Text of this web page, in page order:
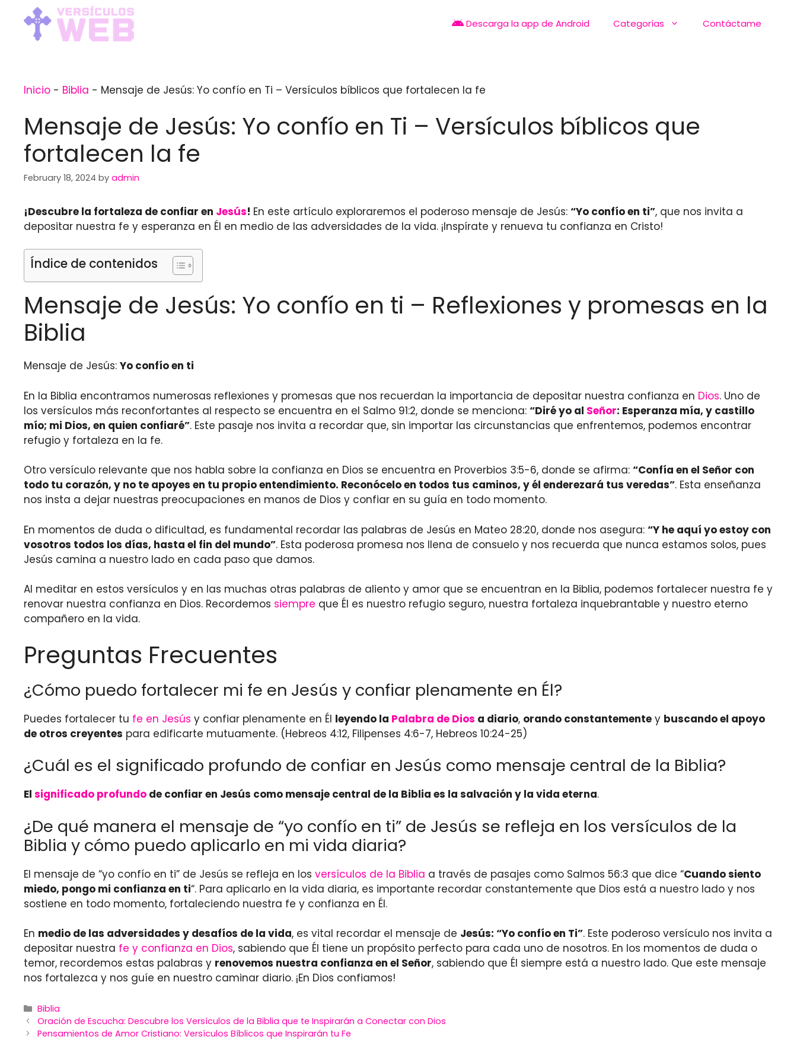
content
Descarga la app de Android Categorías Contáctame
Inicio - Biblia - Mensaje de Jesús: Yo confío en Ti – Versículos bíblicos que fortalecen la fe
Mensaje de Jesús: Yo confío en Ti – Versículos bíblicos que
fortalecen la fe
February 18, 2024 by admin
¡Descubre la fortaleza de confiar en Jesús! En este artículo exploraremos el poderoso mensaje de Jesús: “Yo confío en ti”, que nos invita a
depositar nuestra fe y esperanza en Él en medio de las adversidades de la vida. ¡Inspírate y renueva tu confianza en Cristo!
Índice de contenidos
Mensaje de Jesús: Yo confío en ti – Reflexiones y promesas en la
Biblia
Mensaje de Jesús: Yo confío en ti
En la Biblia encontramos numerosas reflexiones y promesas que nos recuerdan la importancia de depositar nuestra confianza en Dios. Uno de
los versículos más reconfortantes al respecto se encuentra en el Salmo 91:2, donde se menciona: “Diré yo al Señor: Esperanza mía, y castillo
mío; mi Dios, en quien confiaré”. Este pasaje nos invita a recordar que, sin importar las circunstancias que enfrentemos, podemos encontrar
refugio y fortaleza en la fe.
Otro versículo relevante que nos habla sobre la confianza en Dios se encuentra en Proverbios 3:5-6, donde se afirma: “Confía en el Señor con
todo tu corazón, y no te apoyes en tu propio entendimiento. Reconócelo en todos tus caminos, y él enderezará tus veredas”. Esta enseñanza
nos insta a dejar nuestras preocupaciones en manos de Dios y confiar en su guía en todo momento.
En momentos de duda o dificultad, es fundamental recordar las palabras de Jesús en Mateo 28:20, donde nos asegura: “Y he aquí yo estoy con
vosotros todos los días, hasta el fin del mundo”. Esta poderosa promesa nos llena de consuelo y nos recuerda que nunca estamos solos, pues
Jesús camina a nuestro lado en cada paso que damos.
Al meditar en estos versículos y en las muchas otras palabras de aliento y amor que se encuentran en la Biblia, podemos fortalecer nuestra fe y
renovar nuestra confianza en Dios. Recordemos siempre que Él es nuestro refugio seguro, nuestra fortaleza inquebrantable y nuestro eterno
compañero en la vida.
Preguntas Frecuentes
¿Cómo puedo fortalecer mi fe en Jesús y confiar plenamente en Él?
Puedes fortalecer tu fe en Jesús y confiar plenamente en Él leyendo la Palabra de Dios a diario, orando constantemente y buscando el apoyo
de otros creyentes para edificarte mutuamente. (Hebreos 4:12, Filipenses 4:6-7, Hebreos 10:24-25)
¿Cuál es el significado profundo de confiar en Jesús como mensaje central de la Biblia?
El significado profundo de confiar en Jesús como mensaje central de la Biblia es la salvación y la vida eterna.
¿De qué manera el mensaje de “yo confío en ti” de Jesús se refleja en los versículos de la
Biblia y cómo puedo aplicarlo en mi vida diaria?
El mensaje de “yo confío en ti” de Jesús se refleja en los versículos de la Biblia a través de pasajes como Salmos 56:3 que dice “Cuando siento
miedo, pongo mi confianza en ti“. Para aplicarlo en la vida diaria, es importante recordar constantemente que Dios está a nuestro lado y nos
sostiene en todo momento, fortaleciendo nuestra fe y confianza en Él.
En medio de las adversidades y desafíos de la vida, es vital recordar el mensaje de Jesús: “Yo confío en Ti”. Este poderoso versículo nos invita a
depositar nuestra fe y confianza en Dios, sabiendo que Él tiene un propósito perfecto para cada uno de nosotros. En los momentos de duda o
temor, recordemos estas palabras y renovemos nuestra confianza en el Señor, sabiendo que Él siempre está a nuestro lado. Que este mensaje
nos fortalezca y nos guíe en nuestro caminar diario. ¡En Dios confiamos!
Categories
Biblia
Oración de Escucha: Descubre los Versículos de la Biblia que te Inspirarán a Conectar con Dios
Pensamientos de Amor Cristiano: Versículos Bíblicos que Inspirarán tu Fe